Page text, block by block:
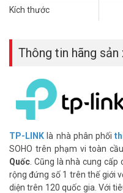
– Chứng nhận FCC, CE, RoHS
– Bảo hành chính hãng 24
Hỏi đáp về sản
Router Archer C6
không?
Router 4 ăng-ten kết hợp
Tín hiệu tập trung đúng thiết
Router Archer C6
bị không?
Có. MU-MIMO truyền tải
thông AC1350 đảm bảo kết
Kích thước
Thông tin hãng sản
TP-LINK là nhà phân phối
SOHO trên phạm vi toàn
Quốc . Cũng là nhà cung
rộng đứng số 1 trên thế giới
diện trên 120 quốc gia. Với